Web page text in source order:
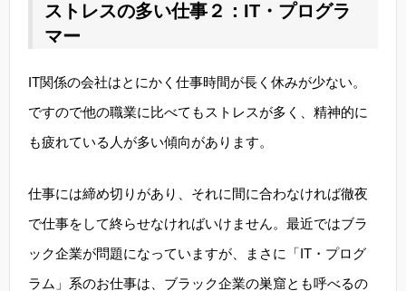
ストレスの多い仕事２：IT・プログラ
マー
IT関係の会社はとにかく仕事時間が長く休みが少ない。
ですので他の職業に比べてもストレスが多く、精神的に
も疲れている人が多い傾向があります。
仕事には締め切りがあり、それに間に合わなければ徹夜
で仕事をして終らせなければいけません。最近ではブラ
ック企業が問題になっていますが、まさに「IT・プログ
ラム」系のお仕事は、ブラック企業の巣窟とも呼べるの